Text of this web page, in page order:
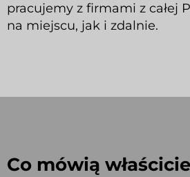
pracujemy z firmami z całej
na miejscu, jak i zdalnie.
Co mówią